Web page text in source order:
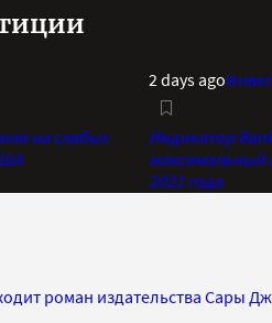
на слабых
2 days ago
Индикатор
максимальный
2021 года
роман издательства Сары